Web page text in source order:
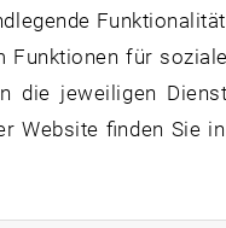
Symposiums 2023
Funktionen für
die jeweiligen
Website finden Sie